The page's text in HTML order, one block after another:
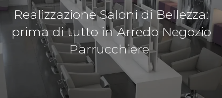
Realizzazione Saloni di Bellezza:
prima di tutto in Arredo Negozio
Parrucchiere